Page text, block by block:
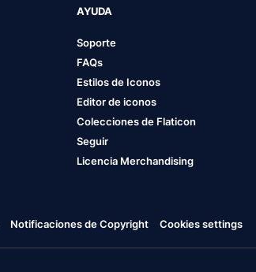
AYUDA
Soporte
FAQs
Estilos de Iconos
Editor de iconos
Colecciones de Flaticon
Seguir
Licencia Merchandising
Notificaciones de Copyright Cookies settings